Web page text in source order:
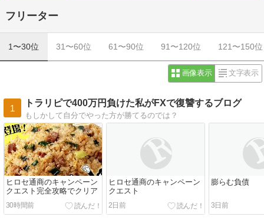
フリーター
1〜30位 31〜60位 61〜90位 91〜120位 121〜150位
画像表示 文字表示
1
トラリピで400万円負けた私がFXで復讐するブログ
もしかして自分でやった方が勝てるのでは？
ヒロセ通商のキャンペーン
クエスト完全攻略でクリア
30時間前
ヒロセ通商のキャンペーン
クエスト
2日前
膨らむ負債
3日前